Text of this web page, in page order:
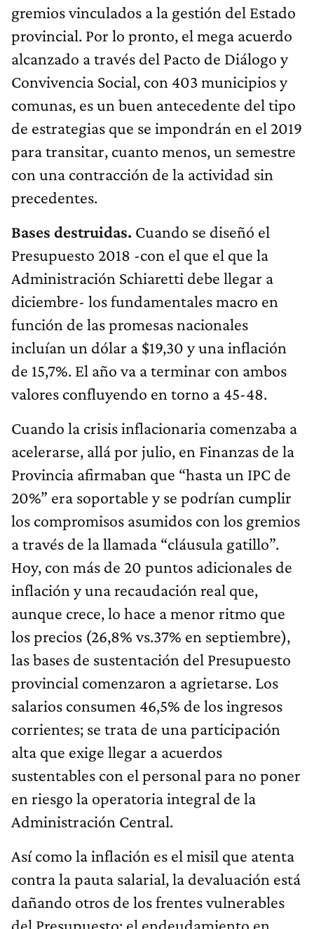
gremios vinculados a la gestión del Estado
provincial. Por lo pronto, el mega acuerdo
alcanzado a través del Pacto de Diálogo y
Convivencia Social, con 403 municipios y
comunas, es un buen antecedente del tipo
de estrategias que se impondrán en el 2019
para transitar, cuanto menos, un semestre
con una contracción de la actividad sin
precedentes.
Bases destruidas. Cuando se diseñó el
Presupuesto 2018 -con el que el que la
Administración Schiaretti debe llegar a
diciembre- los fundamentales macro en
función de las promesas nacionales
incluían un dólar a $19,30 y una inflación
de 15,7%. El año va a terminar con ambos
valores confluyendo en torno a 45-48.
Cuando la crisis inflacionaria comenzaba a
acelerarse, allá por julio, en Finanzas de la
Provincia afirmaban que “hasta un IPC de
20%” era soportable y se podrían cumplir
los compromisos asumidos con los gremios
a través de la llamada “cláusula gatillo”.
Hoy, con más de 20 puntos adicionales de
inflación y una recaudación real que,
aunque crece, lo hace a menor ritmo que
los precios (26,8% vs.37% en septiembre),
las bases de sustentación del Presupuesto
provincial comenzaron a agrietarse. Los
salarios consumen 46,5% de los ingresos
corrientes; se trata de una participación
alta que exige llegar a acuerdos
sustentables con el personal para no poner
en riesgo la operatoria integral de la
Administración Central.
Así como la inflación es el misil que atenta
contra la pauta salarial, la devaluación está
dañando otros de los frentes vulnerables